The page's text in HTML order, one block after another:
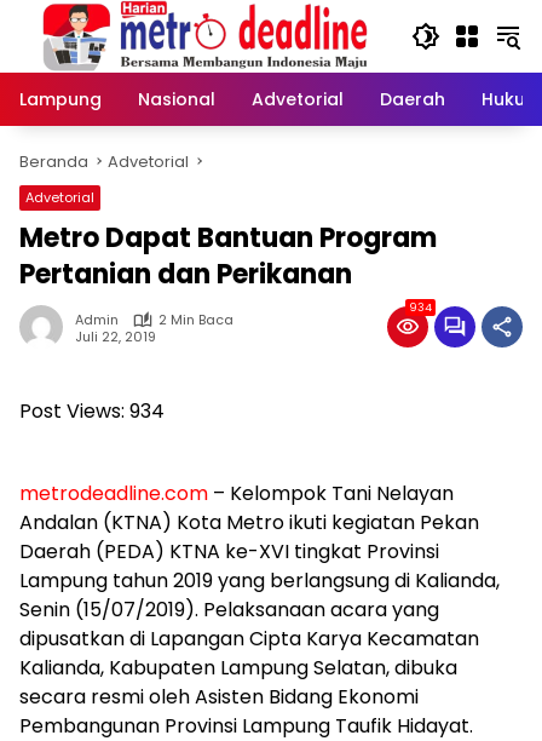
Langsung
konten
Lampung
Nasional Advetorial Daerah Hukum
Beranda Advetorial
Advetorial
Metro Dapat Bantuan Program
Pertanian dan Perikanan
Admin
2 Min Baca
Juli 22, 2019
934
Post Views: 934
metrodeadline.com – Kelompok Tani Nelayan
Andalan (KTNA) Kota Metro ikuti kegiatan Pekan
Daerah (PEDA) KTNA ke-XVI tingkat Provinsi
Lampung tahun 2019 yang berlangsung di Kalianda,
Senin (15/07/2019). Pelaksanaan acara yang
dipusatkan di Lapangan Cipta Karya Kecamatan
Kalianda, Kabupaten Lampung Selatan, dibuka
secara resmi oleh Asisten Bidang Ekonomi
Pembangunan Provinsi Lampung Taufik Hidayat.